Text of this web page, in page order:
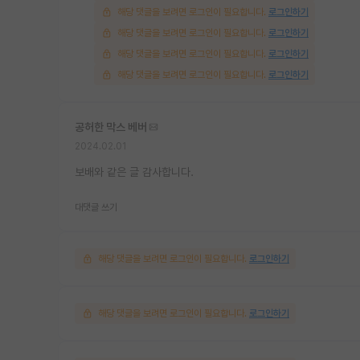
해당 댓글을 보려면 로그인이 필요합니다. 로그인하기
해당 댓글을 보려면 로그인이 필요합니다. 로그인하기
해당 댓글을 보려면 로그인이 필요합니다. 로그인하기
해당 댓글을 보려면 로그인이 필요합니다. 로그인하기
공허한 막스 베버
보배와 같은 글 감사합니다.
대댓글 쓰기
해당 댓글을 보려면 로그인이 필요합니다. 로그인하기
해당 댓글을 보려면 로그인이 필요합니다. 로그인하기